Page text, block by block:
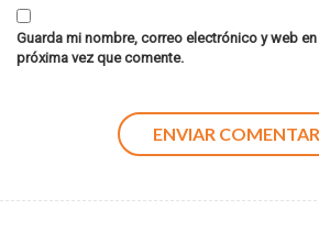
Guarda mi nombre, correo electrónico y web
próxima vez que comente.